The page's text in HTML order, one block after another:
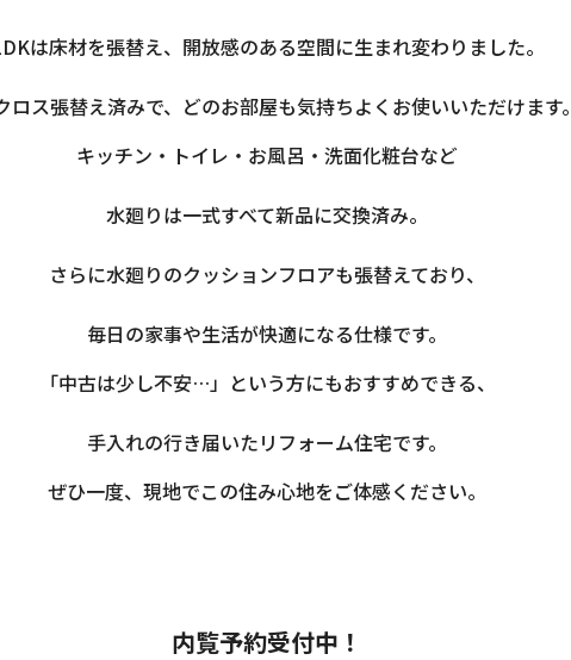
は床材を張替え、開放感のある空間に生まれ変わりました。
ロス張替え済みで、どのお部屋も気持ちよくお使いいただけます。
キッチン・トイレ・お風呂・洗面化粧台など
水廻りは一式すべて新品に交換済み。
さらに水廻りのクッションフロアも張替えており、
毎日の家事や生活が快適になる仕様です。
「中古は少し不安…」という方にもおすすめできる、
手入れの行き届いたリフォーム住宅です。
ぜひ一度、現地でこの住み心地をご体感ください。
内覧予約受付中！